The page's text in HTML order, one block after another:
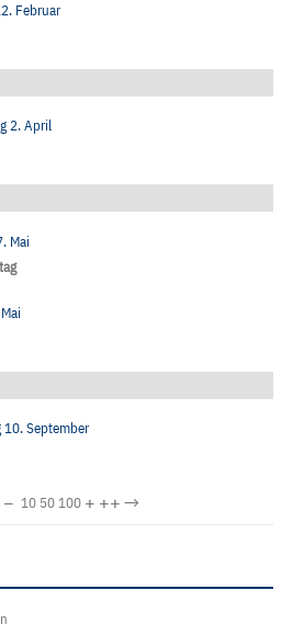
Februar
2. April
Mai
10. September
− 10 50100 + ++→